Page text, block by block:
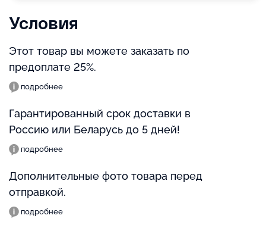
Условия
Этот товар вы можете заказать по
предоплате 25%.
подробнее
Гарантированный срок доставки в
Россию или Беларусь до 5 дней!
подробнее
Дополнительные фото товара перед
отправкой.
подробнее